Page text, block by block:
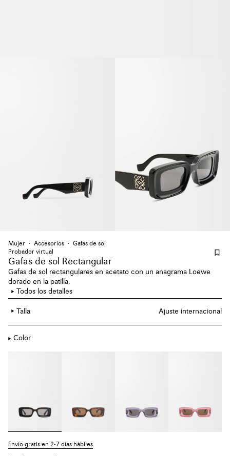
Mujer Accesorios
Gafas de sol
Probador virtual
Gafas de sol Rectangular
Gafas de sol rectangulares en acetato con un anagrama Loewe
dorado en la patilla.
Todos los detalles
Talla Ajuste internacional
Color
Envío gratis en 2-7 días hábiles